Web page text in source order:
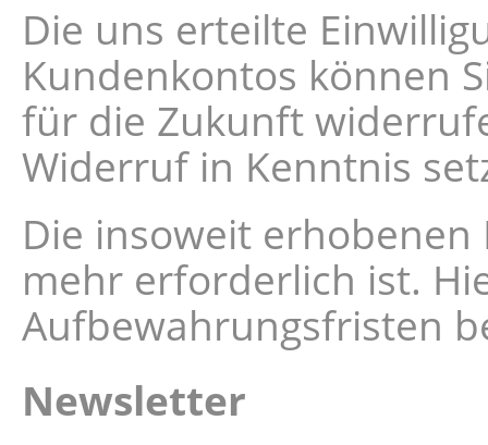
Die uns erteilte
Kundenkontos können
für die Zukunft
Widerruf in Kenntnis
Die insoweit
mehr erforderlich ist.
Aufbewahrungsfristen
Newsletter